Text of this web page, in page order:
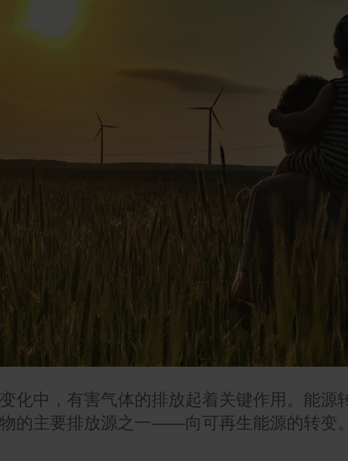
化中，有害气体的排放起着关键作用。能源
主要排放源之一——向可再生能源的转变。